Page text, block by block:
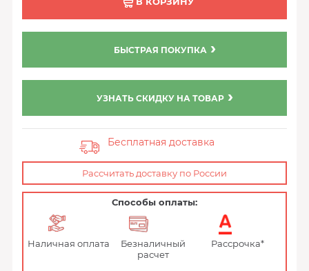
БЫСТРАЯ ПОКУПКА
УЗНАТЬ СКИДКУ НА ТОВАР
Бесплатная доставка
Рассчитать доставку по России
Способы оплаты:
Наличная оплата
Безналичный
расчет
Рассрочка*